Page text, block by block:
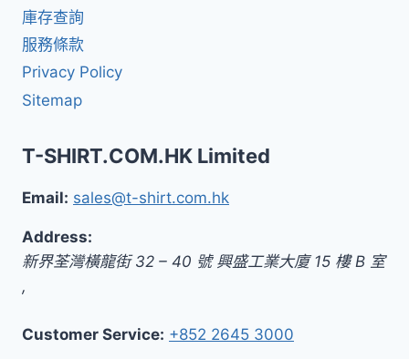
庫存查詢
服務條款
Privacy Policy
Sitemap
T-SHIRT.COM.HK Limited
Email: sales@t-shirt.com.hk
Address:
新界荃灣橫龍街 32 – 40 號 興盛工業大廈 15 樓 B 室
,
Customer Service: +852 2645 3000